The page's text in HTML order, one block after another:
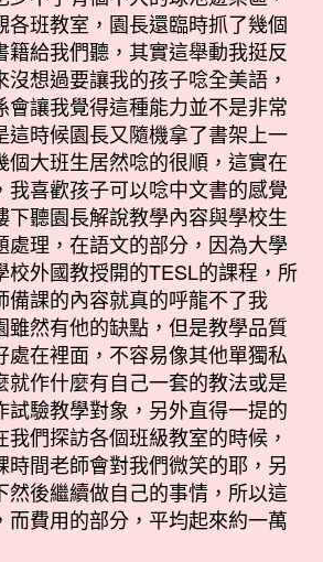
各班教室，園長還臨時抓了幾個
籍給我們聽，其實這舉動我挺反
想過要讓我的孩子唸全美語，
會讓我覺得這種能力並不是非常
這時候園長又隨機拿了書架上一
個大班生居然唸的很順，這實在
我喜歡孩子可以唸中文書的感覺
聽園長解說教學內容與學校生
處理，在語文的部分，因為大學
校外國教授開的TESL的課程，所
備課的內容就真的呼龍不了我
雖然有他的缺點，但是教學品質
處在裡面，不容易像其他單獨私
就作什麼有自己一套的教法或是
試驗教學對象，另外直得一提的
們探訪各個班級教室的時候，
時間老師會對我們微笑的耶，另
然後繼續做自己的事情，所以這
而費用的部分，平均起來約一萬